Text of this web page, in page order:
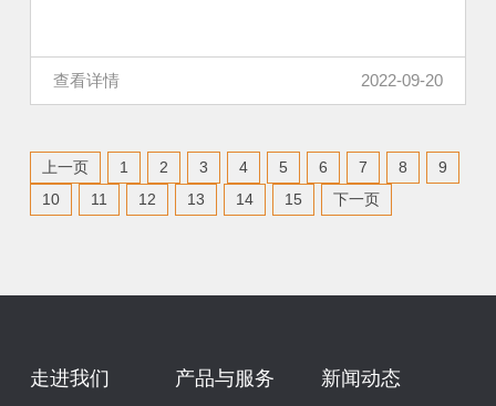
查看详情 2022-09-20
上一页 1 2 3 4 5 6 7 8
9
10
11 12 13 14 15 下一页
走进我们 产品与服务 新闻动态